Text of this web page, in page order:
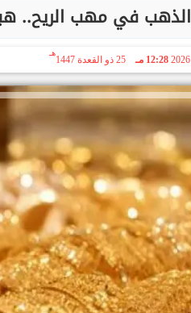
​الذهب في مهب الريح..
12:28 مـ 25 ذو القعدة 1447
هـ